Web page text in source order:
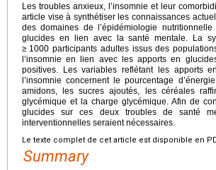
Les troubles anxieux, l’insomnie et leur
article vise à synthétiser les connaissances
des domaines de l’épidémiologie
glucides en lien avec la santé mentale. La
≥ 1000 participants adultes issus des
l’insomnie en lien avec les apports en
positives. Les variables reflétant les apports
l’insomnie concernent le pourcentage
amidons, les sucres ajoutés, les céréales
glycémique et la charge glycémique. Afin de
glucides sur ces deux troubles de santé
interventionnelles seraient nécessaires.
Le texte complet de cet article est disponible en
Summary